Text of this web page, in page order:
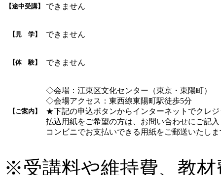
【途中受講】 できません
【見 学】 できません
【体 験】 できません
【ご案内】
◇会場：江東区文化センター（東京・東陽町）
◇会場アクセス：東西線東陽町駅徒歩5分
★下記の申込ボタンからインターネットでクレ
払込用紙をご希望の方は、お問い合わせにご記
コンビニでお支払いできる用紙をご郵送いたし
※受講料や維持費、教